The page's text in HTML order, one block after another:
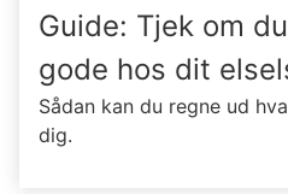
Guide: Tjek om
gode hos dit
Sådan kan du regne ud
dig.